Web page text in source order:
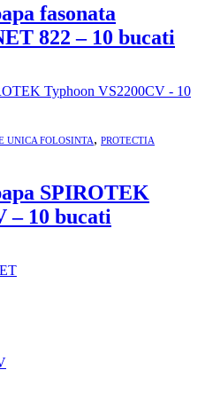
fasonata
822 – 10 bucati
UNICA FOLOSINTA, PROTECTIA
SPIROTEK
– 10 bucati